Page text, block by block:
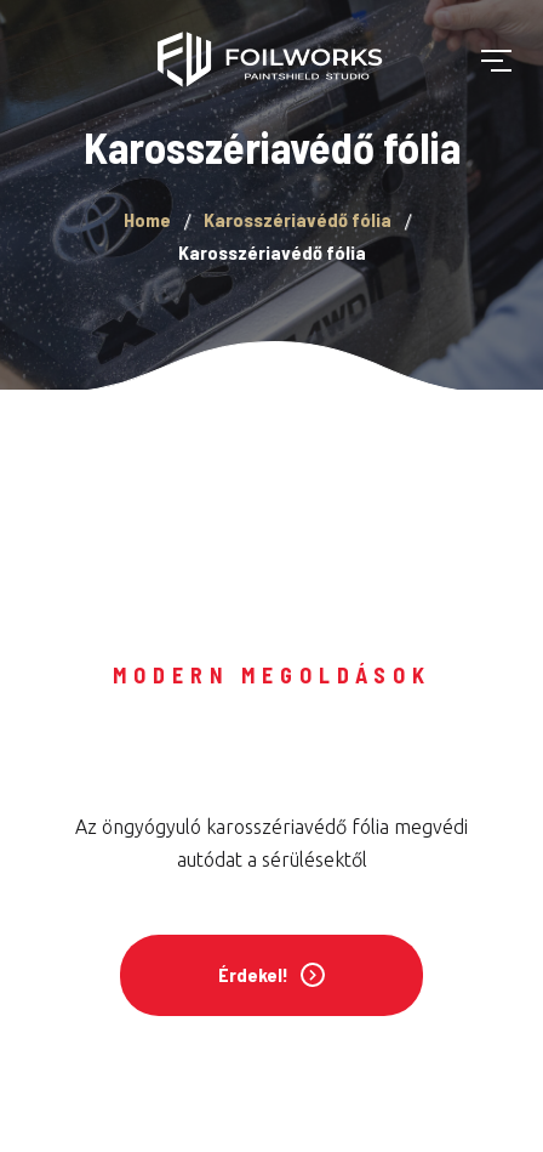
Karosszériavédő fólia
Home
Karosszériavédő fólia
Karosszériavédő fólia
MODERN MEGOLDÁSOK
Az öngyógyuló karosszériavédő fólia megvédi
autódat a sérülésektől
Érdekel!